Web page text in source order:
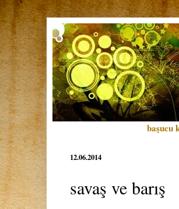
başucu
12.06.2014
savaş ve barış